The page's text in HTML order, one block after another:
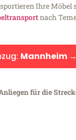
Ihre Möbel
nach
Mannheim
für die